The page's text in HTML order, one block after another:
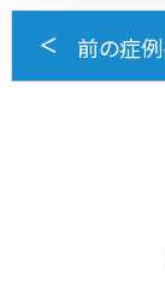
前の症